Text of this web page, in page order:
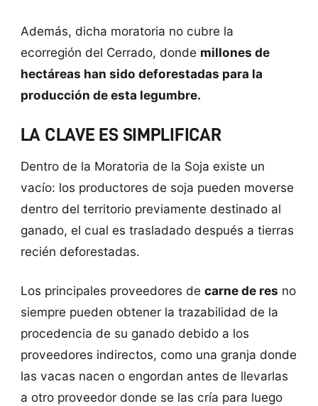
Además, dicha moratoria no cubre la
ecorregión del Cerrado, donde millones de
hectáreas han sido deforestadas para la
producción de esta legumbre.
LA CLAVE ES SIMPLIFICAR
Dentro de la Moratoria de la Soja existe un
vacío: los productores de soja pueden moverse
dentro del territorio previamente destinado al
ganado, el cual es trasladado después a tierras
recién deforestadas.
Los principales proveedores de carne de res no
siempre pueden obtener la trazabilidad de la
procedencia de su ganado debido a los
proveedores indirectos, como una granja donde
las vacas nacen o engordan antes de llevarlas
a otro proveedor donde se las cría para luego